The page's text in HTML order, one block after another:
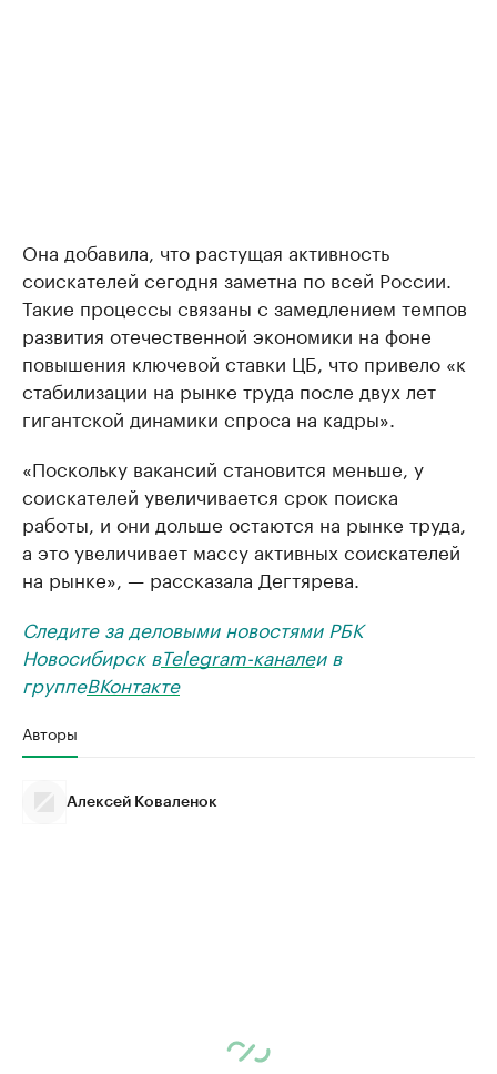
Она добавила, что растущая активность
соискателей сегодня заметна по всей России.
Такие процессы связаны с замедлением темпов
развития отечественной экономики на фоне
повышения ключевой ставки ЦБ, что привело «к
стабилизации на рынке труда после двух лет
гигантской динамики спроса на кадры».
«Поскольку вакансий становится меньше, у
соискателей увеличивается срок поиска
работы, и они дольше остаются на рынке труда,
а это увеличивает массу активных соискателей
на рынке», — рассказала Дегтярева.
Следите за деловыми новостями РБК
Новосибирск вTelegram-каналеи в
группеВКонтакте
Авторы
Алексей Коваленок